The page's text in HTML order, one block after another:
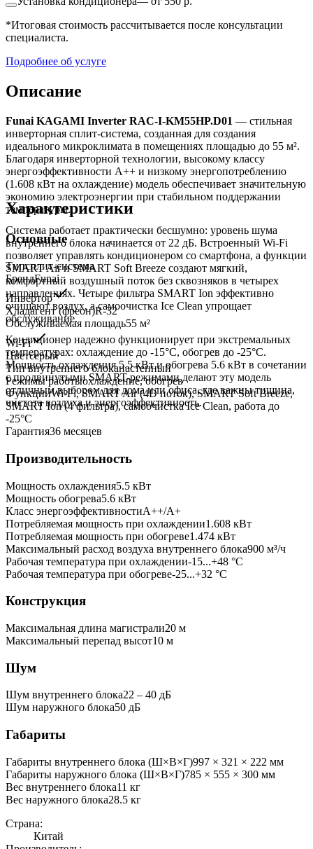
*Итоговая стоимость рассчитывается после консультации
специалиста.
Подробнее об услуге
Описание
Funai KAGAMI Inverter RAC-I-KM55HP.D01 — стильная
инверторная сплит-система, созданная для создания
идеального микроклимата в помещениях площадью до 55 м².
Благодаря инверторной технологии, высокому классу
энергоэффективности A++ и низкому энергопотреблению
(1.608 кВт на охлаждение) модель обеспечивает значительную
экономию электроэнергии при стабильном поддержании
температуры.
Система работает практически бесшумно: уровень шума
внутреннего блока начинается от 22 дБ. Встроенный Wi-Fi
позволяет управлять кондиционером со смартфона, а функции
SMART Air и SMART Soft Breeze создают мягкий,
комфортный воздушный поток без сквозняков в четырех
направлениях. Четыре фильтра SMART Ion эффективно
очищают воздух, а самоочистка Ice Clean упрощает
обслуживание.
Кондиционер надежно функционирует при экстремальных
температурах: охлаждение до -15°C, обогрев до -25°C.
Мощность охлаждения 5.5 кВт и обогрева 5.6 кВт в сочетании
с продвинутыми SMART-режимами делают эту модель
отличным выбором для дома или офиса, где важны тишина,
чистота воздуха и энергоэффективность.
Характеристики
Основные
Типсплит-система
БрендFunai
Инвертор
Хладагент (фреон)R-32
Обслуживаемая площадь55 м²
Wi-Fi
Цветсерый
Тип внутреннего блоканастенный
Режимы работыохлаждение, обогрев
ФункцииWi-Fi, SMART Air (4D поток), SMART Soft Breeze,
SMART Ion (4 фильтра), самоочистка Ice Clean, работа до
-25°C
Гарантия36 месяцев
Производительность
Мощность охлаждения5.5 кВт
Мощность обогрева5.6 кВт
Класс энергоэффективностиA++/A+
Потребляемая мощность при охлаждении1.608 кВт
Потребляемая мощность при обогреве1.474 кВт
Максимальный расход воздуха внутреннего блока900 м³/ч
Рабочая температура при охлаждении-15...+48 °C
Рабочая температура при обогреве-25...+32 °C
Конструкция
Максимальная длина магистрали20 м
Максимальный перепад высот10 м
Шум
Шум внутреннего блока22 ‒ 40 дБ
Шум наружного блока50 дБ
Габариты
Габариты внутреннего блока (Ш×В×Г)997 × 321 × 222 мм
Габариты наружного блока (Ш×В×Г)785 × 555 × 300 мм
Вес внутреннего блока11 кг
Вес наружного блока28.5 кг
Страна:
Китай